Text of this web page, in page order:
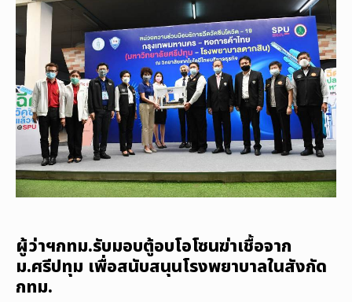
ผู้ว่าฯกทม.รับมอบตู้อบโอโซนฆ่าเชื้อจาก
ม.ศรีปทุม เพื่อสนับสนุนโรงพยาบาลในสังกัด
กทม.